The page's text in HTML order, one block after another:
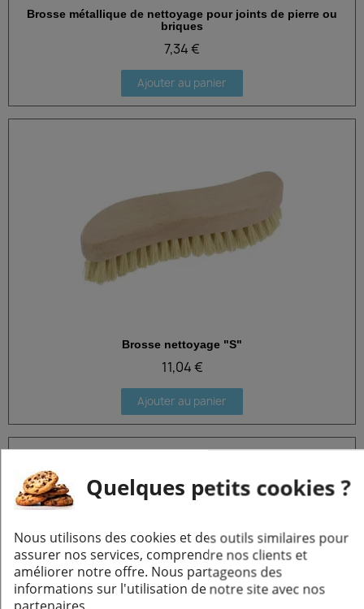
Aperçu rapide
Brosse métallique de nettoyage pour joints de pierre ou
briques
7,34 €
Ajouter au panier
Aperçu rapide
Brosse nettoyage "S"
11,04 €
Ajouter au panier
Quelques petits cookies ?
Nous utilisons des cookies et des outils similaires pour
assurer nos services, comprendre nos clients et
améliorer notre offre. Nous partageons des
informations sur l'utilisation de notre site avec nos